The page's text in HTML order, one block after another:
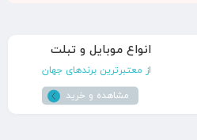
انواع موبایل و تبلت
از معتبرترین برندهای جهان
مشاهده و خرید